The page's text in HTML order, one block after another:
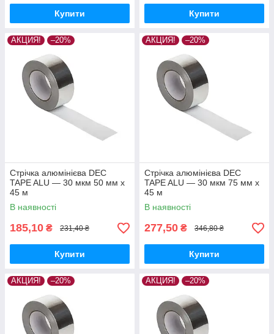
Купити Купити
АКЦИЯ! –20%
Стрічка алюмінієва DEC
TAPE ALU — 30 мкм 50 мм х
45 м
В наявності
185,10 ₴ 231,40 ₴
Купити
АКЦИЯ! –20%
Стрічка алюмінієва DEC
TAPE ALU — 30 мкм 75 мм х
45 м
В наявності
277,50 ₴ 346,80 ₴
Купити
АКЦИЯ! –20% АКЦИЯ! –20%